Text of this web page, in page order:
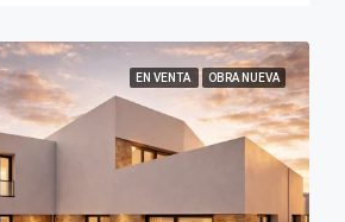
EN VENTA OBRA NUEVA